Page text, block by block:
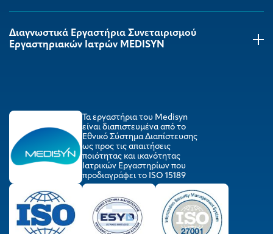
Διαγνωστικά Εργαστήρια Συνεταιρισμού
Εργαστηριακών Ιατρών MEDISYΝ
Τα εργαστήρια του Medisyn
είναι διαπιστευμένα από το
Εθνικό Σύστημα Διαπίστευσης
ως προς τις απαιτήσεις
ποιότητας και ικανότητας
Ιατρικών Εργαστηρίων που
προδιαγράφει το ISO 15189